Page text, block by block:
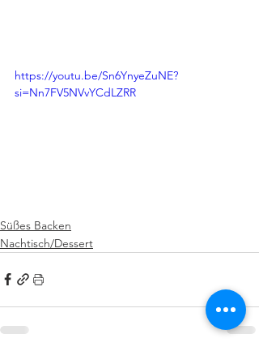
https://youtu.be/Sn6YnyeZuNE?
si=Nn7FV5NVvYCdLZRR
Süßes Backen
Nachtisch/Dessert